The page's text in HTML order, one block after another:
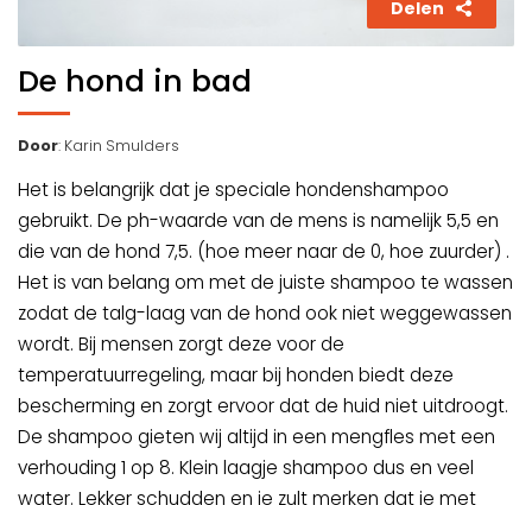
Delen
De hond in bad
Door: Karin Smulders
Het is belangrijk dat je speciale hondenshampoo
gebruikt. De ph-waarde van de mens is namelijk 5,5 en
die van de hond 7,5. (hoe meer naar de 0, hoe zuurder) .
Het is van belang om met de juiste shampoo te wassen
zodat de talg-laag van de hond ook niet weggewassen
wordt. Bij mensen zorgt deze voor de
temperatuurregeling, maar bij honden biedt deze
bescherming en zorgt ervoor dat de huid niet uitdroogt.
De shampoo gieten wij altijd in een mengfles met een
verhouding 1 op 8. Klein laagje shampoo dus en veel
water. Lekker schudden en je zult merken dat je met